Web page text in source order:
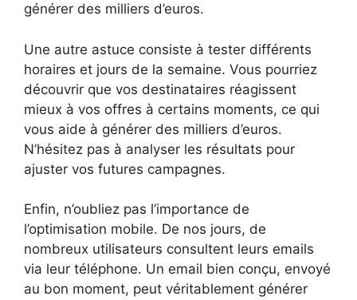
générer des milliers d’euros.
Une autre astuce consiste à tester différents
horaires et jours de la semaine. Vous pourriez
découvrir que vos destinataires réagissent
mieux à vos offres à certains moments, ce qui
vous aide à générer des milliers d’euros.
N’hésitez pas à analyser les résultats pour
ajuster vos futures campagnes.
Enfin, n’oubliez pas l’importance de
l’optimisation mobile. De nos jours, de
nombreux utilisateurs consultent leurs emails
via leur téléphone. Un email bien conçu, envoyé
au bon moment, peut véritablement générer